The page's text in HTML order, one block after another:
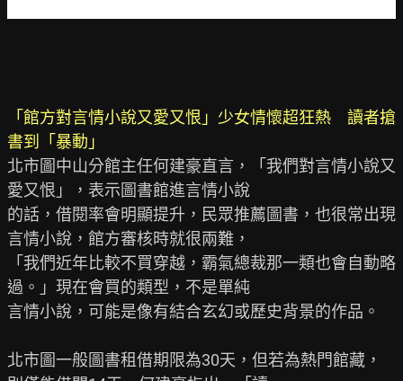
「館方對言情小說又愛又恨」少女情懷超狂熱　讀者搶
書到「暴動」
北市圖中山分館主任何建豪直言，「我們對言情小說又
愛又恨」，表示圖書館進言情小說
的話，借閱率會明顯提升，民眾推薦圖書，也很常出現
言情小說，館方審核時就很兩難，
「我們近年比較不買穿越，霸氣總裁那一類也會自動略
過。」現在會買的類型，不是單純
言情小說，可能是像有結合玄幻或歷史背景的作品。
北市圖一般圖書租借期限為30天，但若為熱門館藏，